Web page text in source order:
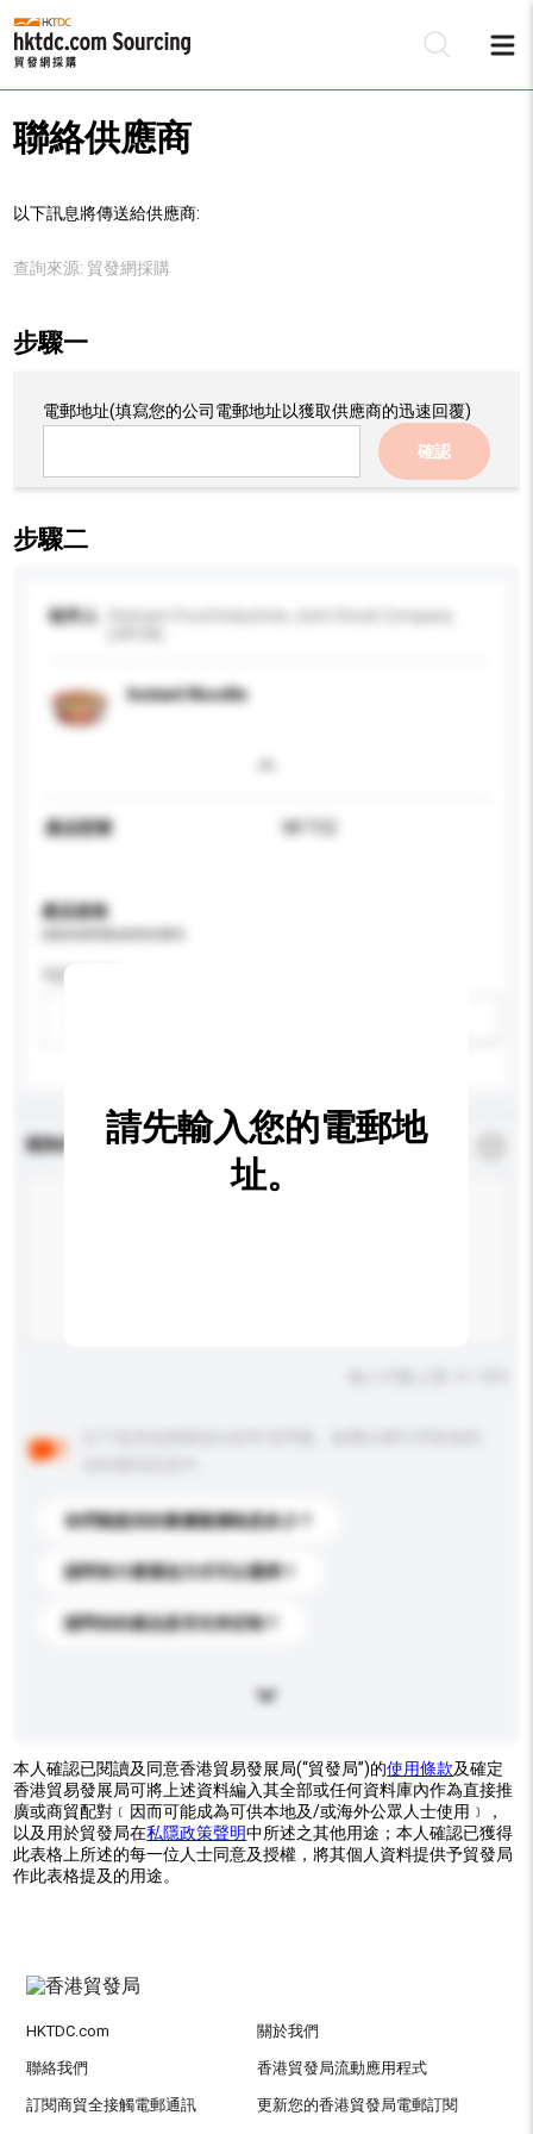
聯絡供應商
以下訊息將傳送給供應商:
查詢來源: 貿發網採購
步驟一
電郵地址(填寫您的公司電郵地址以獲取供應商的迅速回覆)
確認
步驟二
收件人
Instant Noodle
產品型號 MI TO2
產品規格
可訂造包裝
查詢內容 *必須填寫
你們能提供的最優惠價格是多少？
請問有什麼運送方式可以選擇？
請問你的產品是否支持定制？
請先輸入您的電郵地
址。
本人確認已閱讀及同意香港貿易發展局(“貿發局”)的使用條款及確定
香港貿易發展局可將上述資料編入其全部或任何資料庫內作為直接推
廣或商貿配對﹝因而可能成為可供本地及/或海外公眾人士使用﹞，
以及用於貿發局在私隱政策聲明中所述之其他用途；本人確認已獲得
此表格上所述的每一位人士同意及授權，將其個人資料提供予貿發局
作此表格提及的用途。
HKTDC.com 關於我們
聯絡我們 香港貿發局流動應用程式
訂閱商貿全接觸電郵通訊 更新您的香港貿發局電郵訂閱